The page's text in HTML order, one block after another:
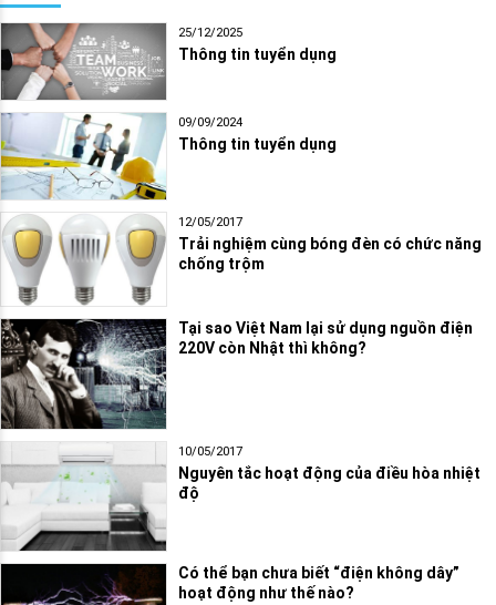
25/12/2025
Thông tin tuyển dụng
09/09/2024
Thông tin tuyển dụng
12/05/2017
Trải nghiệm cùng bóng đèn có chức năng
chống trộm
Tại sao Việt Nam lại sử dụng nguồn điện
220V còn Nhật thì không?
10/05/2017
Nguyên tắc hoạt động của điều hòa nhiệt
độ
Có thể bạn chưa biết “điện không dây”
hoạt động như thế nào?